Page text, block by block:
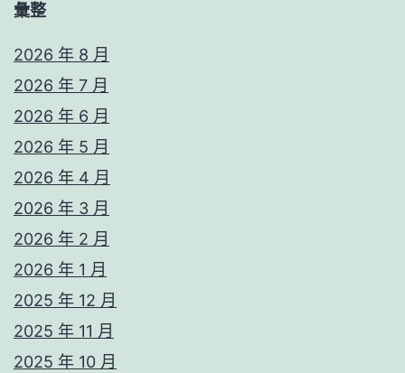
彙整
2026 年 8 月
2026 年 7 月
2026 年 6 月
2026 年 5 月
2026 年 4 月
2026 年 3 月
2026 年 2 月
2026 年 1 月
2025 年 12 月
2025 年 11 月
2025 年 10 月